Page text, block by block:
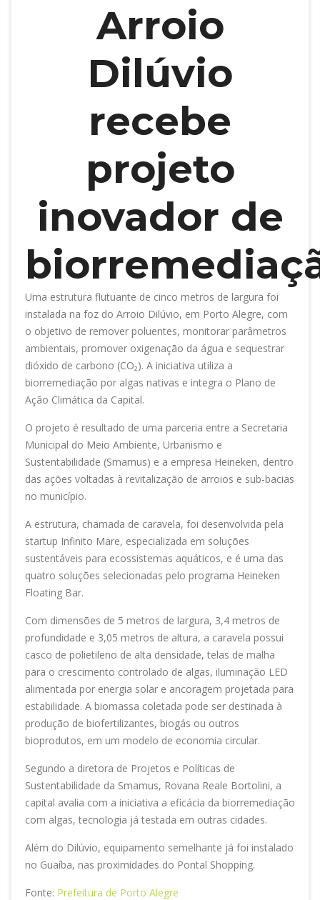
Arroio
Dilúvio
recebe
projeto
inovador de
Uma estrutura flutuante de cinco metros de largura foi
instalada na foz do Arroio Dilúvio, em Porto Alegre, com
o objetivo de remover poluentes, monitorar parâmetros
ambientais, promover oxigenação da água e sequestrar
dióxido de carbono (CO₂). A iniciativa utiliza a
biorremediação por algas nativas e integra o Plano de
Ação Climática da Capital.
O projeto é resultado de uma parceria entre a Secretaria
Municipal do Meio Ambiente, Urbanismo e
Sustentabilidade (Smamus) e a empresa Heineken, dentro
das ações voltadas à revitalização de arroios e sub-bacias
no município.
A estrutura, chamada de caravela, foi desenvolvida pela
startup Infinito Mare, especializada em soluções
sustentáveis para ecossistemas aquáticos, e é uma das
quatro soluções selecionadas pelo programa Heineken
Floating Bar.
Com dimensões de 5 metros de largura, 3,4 metros de
profundidade e 3,05 metros de altura, a caravela possui
casco de polietileno de alta densidade, telas de malha
para o crescimento controlado de algas, iluminação LED
alimentada por energia solar e ancoragem projetada para
estabilidade. A biomassa coletada pode ser destinada à
produção de biofertilizantes, biogás ou outros
bioprodutos, em um modelo de economia circular.
Segundo a diretora de Projetos e Políticas de
Sustentabilidade da Smamus, Rovana Reale Bortolini, a
capital avalia com a iniciativa a eficácia da biorremediação
com algas, tecnologia já testada em outras cidades.
Além do Dilúvio, equipamento semelhante já foi instalado
no Guaíba, nas proximidades do Pontal Shopping.
Fonte: Prefeitura de Porto Alegre